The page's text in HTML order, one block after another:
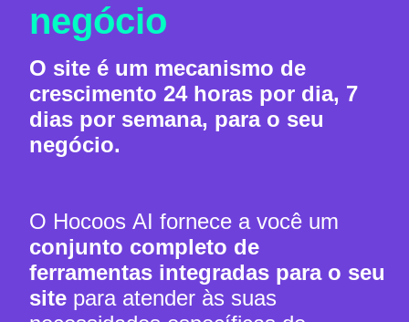
negócio
O site é um mecanismo de
crescimento 24 horas por dia, 7
dias por semana, para o seu
negócio.
O Hocoos AI fornece a você um
conjunto completo de
ferramentas integradas para o seu
site para atender às suas